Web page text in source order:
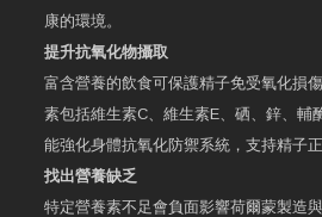
康的環境。
提升抗氧化物攝取
富含營養的飲食可保護精子免受氧化損
素包括維生素C、維生素E、硒、鋅、輔
能強化身體抗氧化防禦系統，支持精子正
找出營養缺乏
特定營養素不足會負面影響荷爾蒙製造